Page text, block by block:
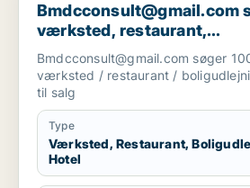
Bmdcconsult@gmail.com
værksted, restaurant,
boligudlejningsejendom
i Storkøbenhavn
Bmdcconsult@gmail.com søger
værksted / restaurant /
til salg
Type
Værksted, Restaurant,
Hotel